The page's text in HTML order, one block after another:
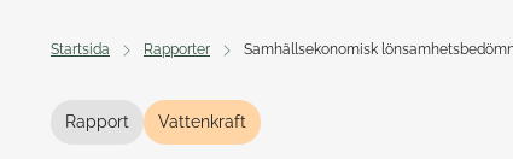
Startsida Rapporter Samhällsekonomisk
Rapport Vattenkraft